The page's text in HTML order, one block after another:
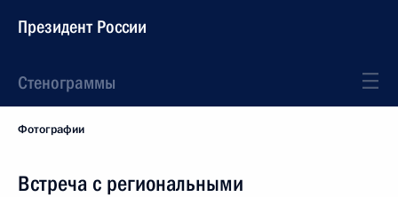
Президент России
Стенограммы
Фотографии
Встреча с региональными